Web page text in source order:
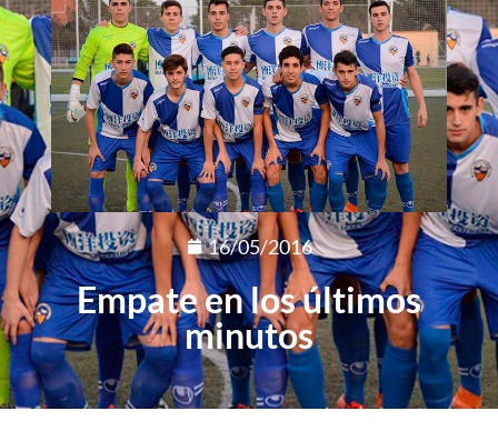
16/05/2016
Empate en los últimos
minutos